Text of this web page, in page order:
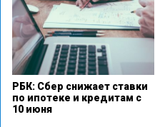
РБК: Сбер снижает ставки
по ипотеке и кредитам с
10 июня